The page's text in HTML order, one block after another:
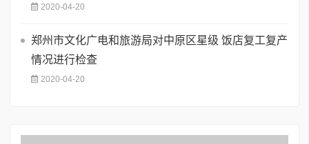
2020-04-20
郑州市文化广电和旅游局对中原区星级 饭店复工复产
情况进行检查
2020-04-20